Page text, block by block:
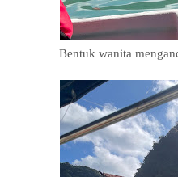
Bentuk wanita